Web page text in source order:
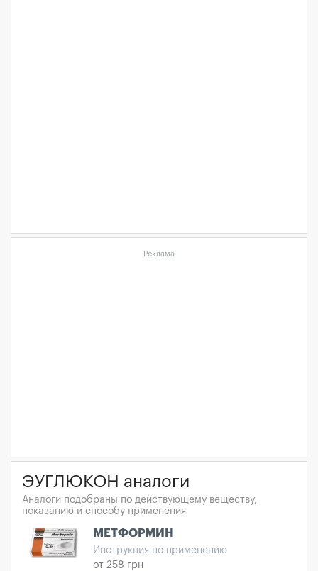
Реклама
ЭУГЛЮКОН аналоги
Аналоги подобраны по действующему веществу,
показанию и способу применения
МЕТФОРМИН
Инструкция по применению
от 258 грн